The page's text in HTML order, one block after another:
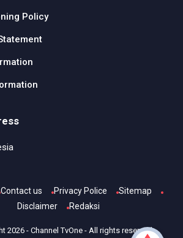
Policy
Contact us Privacy Police
Sitemap
Disclaimer
Redaksi
2026 -Channel TvOne - All rights reserved.